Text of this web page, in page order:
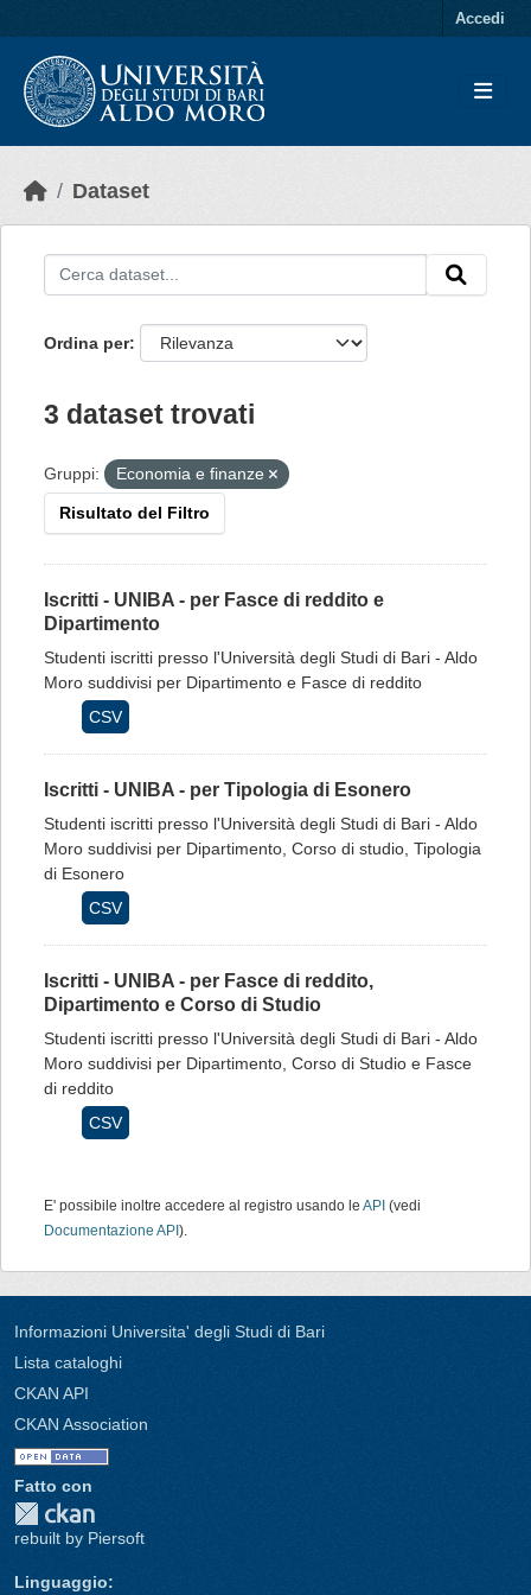
Accedi
Dataset
Ordina per
3 dataset trovati
Gruppi: Economia e finanze
Risultato del Filtro
Iscritti - UNIBA - per Fasce di reddito e
Dipartimento
Studenti iscritti presso l'Università degli Studi di Bari - Aldo
Moro suddivisi per Dipartimento e Fasce di reddito
CSV
Iscritti - UNIBA - per Tipologia di Esonero
Studenti iscritti presso l'Università degli Studi di Bari - Aldo
Moro suddivisi per Dipartimento, Corso di studio, Tipologia
di Esonero
CSV
Iscritti - UNIBA - per Fasce di reddito,
Dipartimento e Corso di Studio
Studenti iscritti presso l'Università degli Studi di Bari - Aldo
Moro suddivisi per Dipartimento, Corso di Studio e Fasce
di reddito
CSV
E' possibile inoltre accedere al registro usando le API (vedi
Documentazione API ).
Informazioni Universita' degli Studi di Bari
Lista cataloghi
CKAN API
CKAN Association
Fatto con
rebuilt by Piersoft
Linguaggio